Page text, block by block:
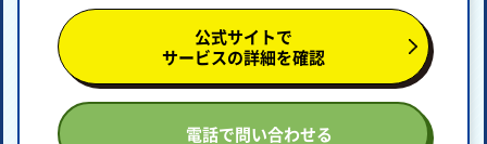
公式サイトで
サービスの詳細を確認
電話で問い合わせる